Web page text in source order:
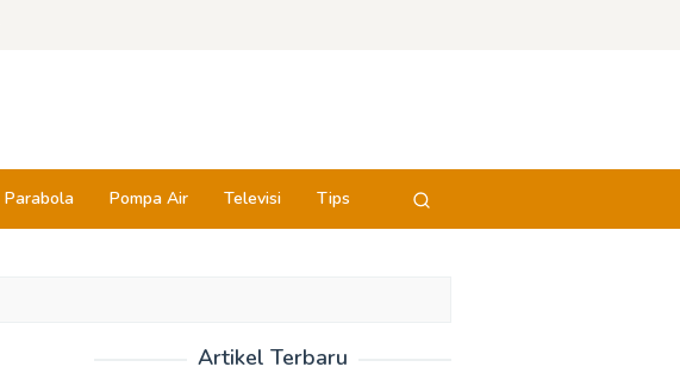
Parabola Pompa Air Televisi Tips
Artikel Terbaru